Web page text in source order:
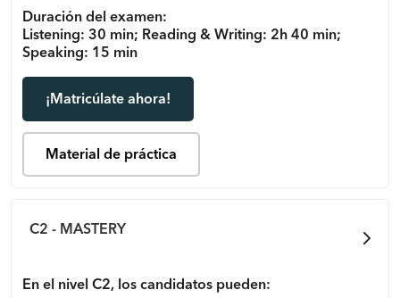
Duración del examen:
Listening: 30 min; Reading & Writing: 2h 40 min;
Speaking: 15 min
¡Matricúlate ahora!
Material de práctica
C2 - MASTERY
En el nivel C2, los candidatos pueden: